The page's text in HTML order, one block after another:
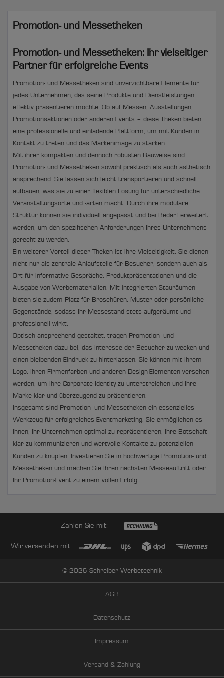
Promotion- und Messetheken
Promotion- und Messetheken: Ihr vielseitiger
Partner für erfolgreiche Events
Promotion- und Messetheken sind unverzichtbare Elemente für
jedes Unternehmen, das seine Produkte und Dienstleistungen
effektiv präsentieren möchte. Ob auf Messen, Ausstellungen,
Promotionsaktionen oder anderen Events – diese Theken bieten
eine professionelle und einladende Plattform, um mit Kunden in
Kontakt zu treten und das Markenimage zu stärken.
Mit ihrer kompakten und dennoch robusten Bauweise sind
Promotion- und Messetheken sowohl praktisch als auch ästhetisch
ansprechend. Sie lassen sich leicht transportieren und schnell
aufbauen, was sie zu einer flexiblen Lösung für unterschiedliche
Veranstaltungsorte und -arten macht. Durch ihre modulare
Struktur können sie individuell angepasst und bei Bedarf erweitert
werden, um den spezifischen Anforderungen Ihres Unternehmens
gerecht zu werden.
Ein weiterer Vorteil dieser Theken ist ihre Vielseitigkeit. Sie dienen
nicht nur als zentrale Anlaufstelle für Besucher, sondern auch als
Ort für informative Gespräche, Produktpräsentationen und die
Ausgabe von Werbematerialien. Mit integrierten Stauräumen
bieten sie zudem Platz für Broschüren, Muster oder persönliche
Gegenstände, sodass Ihr Messestand stets aufgeräumt und
professionell wirkt.
Optisch ansprechend gestaltet, tragen Promotion- und
Messetheken dazu bei, das Interesse der Besucher zu wecken und
einen bleibenden Eindruck zu hinterlassen. Sie können mit Ihrem
Logo, Ihren Firmenfarben und anderen Design-Elementen versehen
werden, um Ihre Corporate Identity zu unterstreichen und Ihre
Marke klar und überzeugend zu präsentieren.
Insgesamt sind Promotion- und Messetheken ein essenzielles
Werkzeug für erfolgreiches Eventmarketing. Sie ermöglichen es
Ihnen, Ihr Unternehmen optimal zu repräsentieren, Ihre Botschaft
klar zu kommunizieren und wertvolle Kontakte zu potenziellen
Kunden zu knüpfen. Investieren Sie in hochwertige Promotion- und
Messetheken und machen Sie Ihren nächsten Messeauftritt oder
Ihr Promotion-Event zu einem vollen Erfolg.
Zahlen Sie mit:
Wir versenden mit:
© 2026 Schreiber Werbetechnik
AGB
Datenschutz
Impressum
Versand & Zahlung